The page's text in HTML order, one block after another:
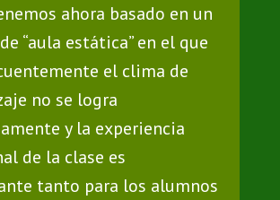
ahora basado en un
“aula estática” en el que
el clima de
no se logra
y la experiencia
de la clase es
tanto para los alumnos